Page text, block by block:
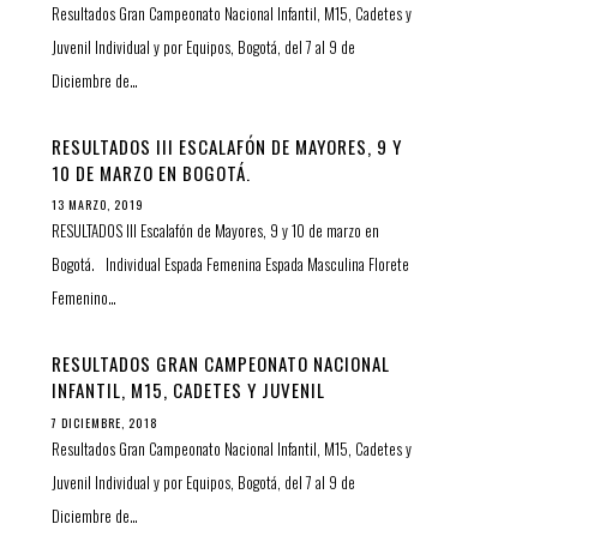
Resultados Gran Campeonato Nacional Infantil, M15, Cadetes y
Juvenil Individual y por Equipos, Bogotá, del 7 al 9 de
Diciembre de…
RESULTADOS III ESCALAFÓN DE MAYORES, 9 Y
10 DE MARZO EN BOGOTÁ.
13 MARZO, 2019
RESULTADOS III Escalafón de Mayores, 9 y 10 de marzo en
Bogotá. Individual Espada Femenina Espada Masculina Florete
Femenino…
RESULTADOS GRAN CAMPEONATO NACIONAL
INFANTIL, M15, CADETES Y JUVENIL
INDIVIDUAL Y POR EQUIPOS
7 DICIEMBRE, 2018
Resultados Gran Campeonato Nacional Infantil, M15, Cadetes y
Juvenil Individual y por Equipos, Bogotá, del 7 al 9 de
Diciembre de…